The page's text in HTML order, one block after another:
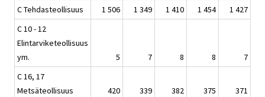
C Tehdasteollisuus
1 506 1 349 1 410 1 454
1 427
C 10 - 12
Elintarviketeollisuus
ym.
5 7 8 8
7
C 16, 17
Metsäteollisuus
420 339 382 375
371